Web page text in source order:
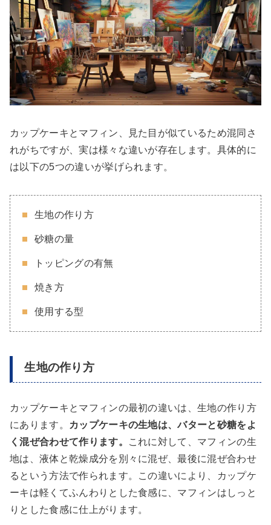
カップケーキとマフィン、見た目が似ているため混同さ
れがちですが、実は様々な違いが存在します。具体的に
は以下の5つの違いが挙げられます。
生地の作り方
砂糖の量
トッピングの有無
焼き方
使用する型
生地の作り方
カップケーキとマフィンの最初の違いは、生地の作り方
にあります。
カップケーキの生地は、バターと砂糖をよ
く混ぜ合わせて作ります。
これに対して、マフィンの生
地は、液体と乾燥成分を別々に混ぜ、最後に混ぜ合わせ
るという方法で作られます。この違いにより、カップケ
ーキは軽くてふんわりとした食感に、マフィンはしっと
りとした食感に仕上がります。